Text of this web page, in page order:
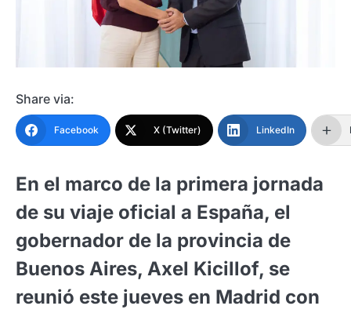
Share via:
Facebook X (Twitter) LinkedIn
En el marco de la primera jornada
de su viaje oficial a España, el
gobernador de la provincia de
Buenos Aires, Axel Kicillof, se
reunió este jueves en Madrid con